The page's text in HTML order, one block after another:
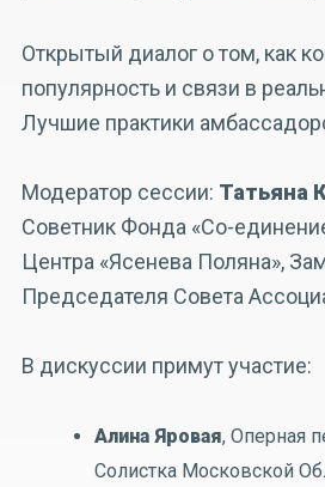
Открытый диалог о том, как
популярность и связи в
Лучшие практики
Модератор сессии: Татьяна
Советник Фонда «Со-
Центра «Ясенева Поляна»,
Председателя Совета
В дискуссии примут участие:
Алина Яровая, Оперная
Солистка Московской